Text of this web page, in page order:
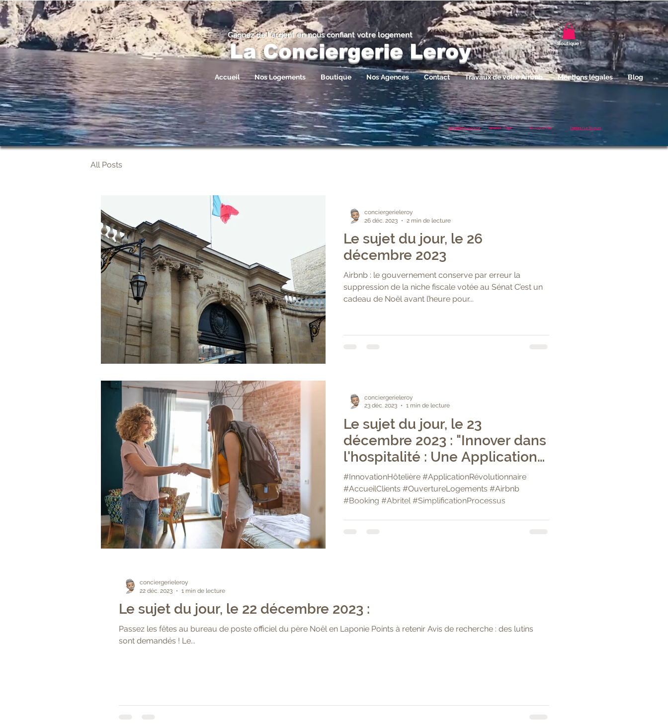
Gagnez de l’argent en nous confiant votre logement
La Conciergerie Leroy Boutique !
Accueil Nos Logements Boutique Nos Agences Contact Travaux de votre Airbnb Mentions légales Blog
Saint valery sur somme Hardelot - Plage Boulogne/Mer Etaples / Le Touquet
All Posts
Le sujet du jour, le 26
décembre 2023
Airbnb : le gouvernement conserve par erreur la
suppression de la niche fiscale votée au Sénat C’est un
cadeau de Noël avant l’heure pour...
conciergerieleroy
26 déc. 2023
2 min de lecture
Le sujet du jour, le 23
décembre 2023 : "Innover dans
l'hospitalité : Une Application
Révolutionnaire de Style Uber
pour Simplifier l'Accueil des
Clients et l'Ouverture des
Logements!"
#InnovationHôtelière #ApplicationRévolutionnaire
#AccueilClients #OuvertureLogements #Airbnb
#Booking #Abritel #SimplificationProcessus
conciergerieleroy
23 déc. 2023
1 min de lecture
Le sujet du jour, le 22 décembre 2023 :
Passez les fêtes au bureau de poste officiel du père Noël en Laponie Points à retenir Avis de recherche : des lutins
sont demandés ! Le...
conciergerieleroy
22 déc. 2023
1 min de lecture